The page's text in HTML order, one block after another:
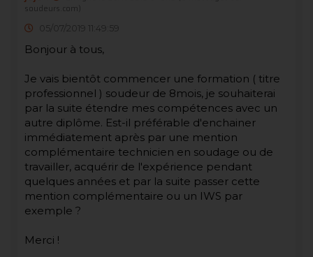
soudeurs.com)
05/07/2019 11:49:59
Bonjour à tous,
Je vais bientôt commencer une formation ( titre
professionnel ) soudeur de 8mois, je souhaiterai
par la suite étendre mes compétences avec un
autre diplôme. Est-il préférable d'enchainer
immédiatement après par une mention
complémentaire technicien en soudage ou de
travailler, acquérir de l'expérience pendant
quelques années et par la suite passer cette
mention complémentaire ou un IWS par
exemple ?
Merci !